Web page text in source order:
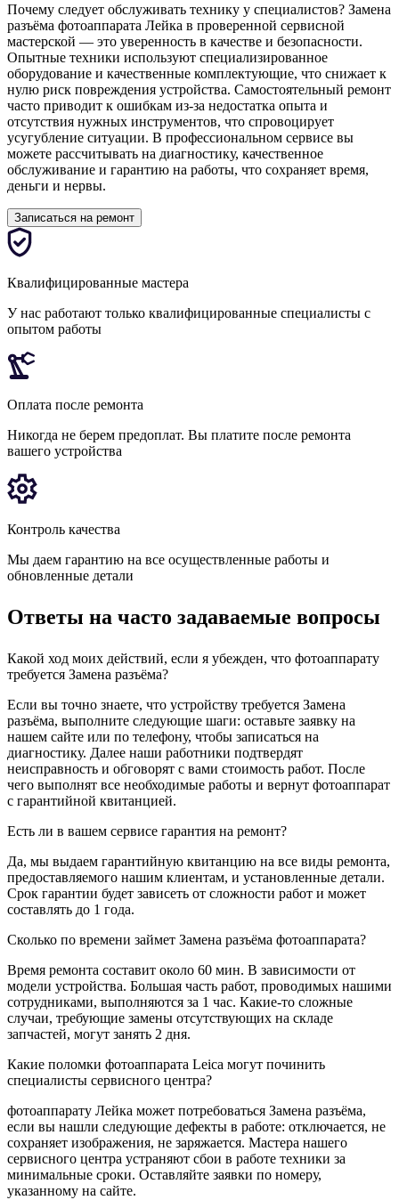
Почему следует обслуживать технику у специалистов? Замена
разъёма фотоаппарата Лейка в проверенной сервисной
мастерской — это уверенность в качестве и безопасности.
Опытные техники используют специализированное
оборудование и качественные комплектующие, что снижает к
нулю риск повреждения устройства. Самостоятельный ремонт
часто приводит к ошибкам из-за недостатка опыта и
отсутствия нужных инструментов, что спровоцирует
усугубление ситуации. В профессиональном сервисе вы
можете рассчитывать на диагностику, качественное
обслуживание и гарантию на работы, что сохраняет время,
деньги и нервы.
Записаться на ремонт
Квалифицированные мастера
У нас работают только квалифицированные специалисты с
опытом работы
Оплата после ремонта
Никогда не берем предоплат. Вы платите после ремонта
вашего устройства
Контроль качества
Мы даем гарантию на все осуществленные работы и
обновленные детали
Ответы на часто задаваемые вопросы
Какой ход моих действий, если я убежден, что фотоаппарату
требуется Замена разъёма?
Если вы точно знаете, что устройству требуется Замена
разъёма, выполните следующие шаги: оставьте заявку на
нашем сайте или по телефону, чтобы записаться на
диагностику. Далее наши работники подтвердят
неисправность и обговорят с вами стоимость работ. После
чего выполнят все необходимые работы и вернут фотоаппарат
с гарантийной квитанцией.
Есть ли в вашем сервисе гарантия на ремонт?
Да, мы выдаем гарантийную квитанцию на все виды ремонта,
предоставляемого нашим клиентам, и установленные детали.
Срок гарантии будет зависеть от сложности работ и может
составлять до 1 года.
Сколько по времени займет Замена разъёма фотоаппарата?
Время ремонта составит около 60 мин. В зависимости от
модели устройства. Большая часть работ, проводимых нашими
сотрудниками, выполняются за 1 час. Какие-то сложные
случаи, требующие замены отсутствующих на складе
запчастей, могут занять 2 дня.
Какие поломки фотоаппарата Leica могут починить
специалисты сервисного центра?
фотоаппарату Лейка может потребоваться Замена разъёма,
если вы нашли следующие дефекты в работе: отключается, не
сохраняет изображения, не заряжается. Мастера нашего
сервисного центра устраняют сбои в работе техники за
минимальные сроки. Оставляйте заявки по номеру,
указанному на сайте.